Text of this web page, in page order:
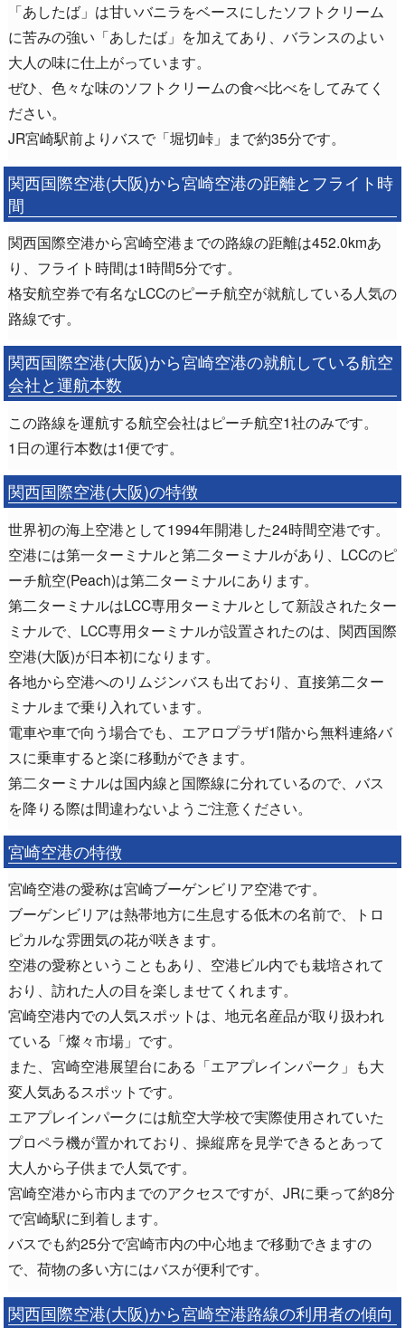
「あしたば」は甘いバニラをベースにしたソフトクリーム
に苦みの強い「あしたば」を加えてあり、バランスのよい
大人の味に仕上がっています。
ぜひ、色々な味のソフトクリームの食べ比べをしてみてく
ださい。
JR宮崎駅前よりバスで「堀切峠」まで約35分です。
関西国際空港(大阪)から宮崎空港の距離とフライト時
間
関西国際空港から宮崎空港までの路線の距離は452.0kmあ
り、フライト時間は1時間5分です。
格安航空券で有名なLCCのピーチ航空が就航している人気の
路線です。
関西国際空港(大阪)から宮崎空港の就航している航空
会社と運航本数
この路線を運航する航空会社はピーチ航空1社のみです。
1日の運行本数は1便です。
関西国際空港(大阪)の特徴
世界初の海上空港として1994年開港した24時間空港です。
空港には第一ターミナルと第二ターミナルがあり、LCCのピ
ーチ航空(Peach)は第二ターミナルにあります。
第二ターミナルはLCC専用ターミナルとして新設されたター
ミナルで、LCC専用ターミナルが設置されたのは、関西国際
空港(大阪)が日本初になります。
各地から空港へのリムジンバスも出ており、直接第二ター
ミナルまで乗り入れています。
電車や車で向う場合でも、エアロプラザ1階から無料連絡バ
スに乗車すると楽に移動ができます。
第二ターミナルは国内線と国際線に分れているので、バス
を降りる際は間違わないようご注意ください。
宮崎空港の特徴
宮崎空港の愛称は宮崎ブーゲンビリア空港です。
ブーゲンビリアは熱帯地方に生息する低木の名前で、トロ
ピカルな雰囲気の花が咲きます。
空港の愛称ということもあり、空港ビル内でも栽培されて
おり、訪れた人の目を楽しませてくれます。
宮崎空港内での人気スポットは、地元名産品が取り扱われ
ている「燦々市場」です。
また、宮崎空港展望台にある「エアプレインパーク」も大
変人気あるスポットです。
エアプレインパークには航空大学校で実際使用されていた
プロペラ機が置かれており、操縦席を見学できるとあって
大人から子供まで人気です。
宮崎空港から市内までのアクセスですが、JRに乗って約8分
で宮崎駅に到着します。
バスでも約25分で宮崎市内の中心地まで移動できますの
で、荷物の多い方にはバスが便利です。
関西国際空港(大阪)から宮崎空港路線の利用者の傾向